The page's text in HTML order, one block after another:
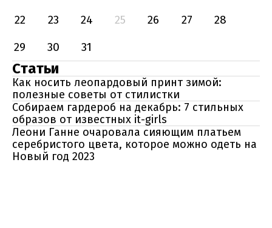
22
23 24 25 26 27
28
29
30 31
Статьи
Как носить леопардовый принт зимой:
полезные советы от стилистки
Собираем гардероб на декабрь: 7 стильных
образов от известных it-girls
Леони Ганне очаровала сияющим платьем
серебристого цвета, которое можно одеть на
Новый год 2023